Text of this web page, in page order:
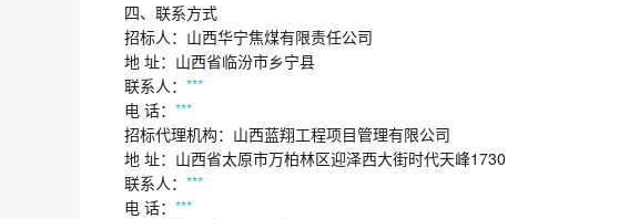
四、联系方式
招标人：山西华宁焦煤有限责任公司
地 址：山西省临汾市乡宁县
联系人： ***
电 话： ***
招标代理机构：山西蓝翔工程项目管理有限公司
地 址：山西省太原市万柏林区迎泽西大街时代天峰1730
联系人： ***
电 话： ***